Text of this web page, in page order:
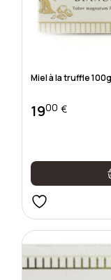
Miel à la truffle
1900 €